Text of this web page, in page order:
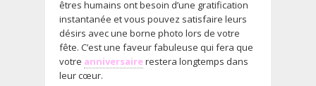
êtres humains ont besoin d’une gratification
instantanée et vous pouvez satisfaire leurs
désirs avec une borne photo lors de votre
fête. C’est une faveur fabuleuse qui fera que
votre anniversairerestera longtemps dans
leur cœur.